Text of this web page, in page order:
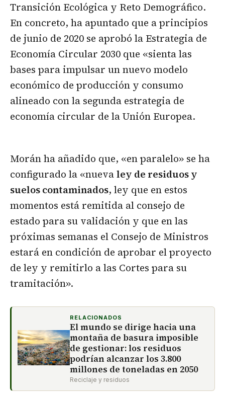
Transición Ecológica y Reto Demográfico.
En concreto, ha apuntado que a principios
de junio de 2020 se aprobó la Estrategia de
Economía Circular 2030 que «sienta las
bases para impulsar un nuevo modelo
económico de producción y consumo
alineado con la segunda estrategia de
economía circular de la Unión Europea.
Morán ha añadido que, «en paralelo» se ha
configurado la «nuevaley de residuos y
suelos contaminados, ley que en estos
momentos está remitida al consejo de
estado para su validación y que en las
próximas semanas el Consejo de Ministros
estará en condición de aprobar el proyecto
de ley y remitirlo a las Cortes para su
tramitación».
RELACIONADOS
El mundo se dirige hacia una
montaña de basura imposible
de gestionar: los residuos
podrían alcanzar los 3.800
millones de toneladas en 2050
Reciclaje y residuos